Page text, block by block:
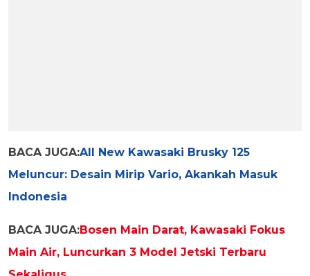
BACA JUGA:All New Kawasaki Brusky 125
Meluncur: Desain Mirip Vario, Akankah Masuk
Indonesia
BACA JUGA:Bosen Main Darat, Kawasaki Fokus
Main Air, Luncurkan 3 Model Jetski Terbaru